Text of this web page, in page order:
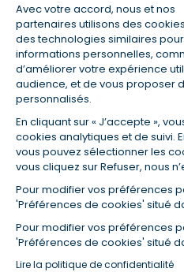
Avec votre accord, nous et nos
partenaires utilisons des
des technologies similaires
informations personnelles,
d’améliorer votre expérience
audience, et de vous proposer
personnalisés.
En cliquant sur « J’accepte »,
cookies analytiques et de suivi.
vous pouvez sélectionner les
vous cliquez sur Refuser, nous
Pour modifier vos préférences
'Préférences de cookies' situé
Pour modifier vos préférences
'Préférences de cookies' situé
Lire la politique de confidentialité
(1) Taux fixe national hors assurance
(2) Économie de 65 % pour
457,23 € à 0,90 % sur 19,5 ans,
100 % (décès, PTIA, IPP, ITT, IPP)
salariée non cadre assurée à 100 %
ans et non-fumeur, tous deux sans
14/07/2019, coût de l'assurance
en moyenne contre 64,60 €/mois en
Empruntis.com (TAEA : 0,44 %, coût
(3) Taux minimum pour un crédit
5 000 et 20 000 euros, selon profil et
de la durée de remboursement
crédit.
(5) Banques de réseau,
régionales, organismes de crédit
Mutuelles, compagnies et courtiers
votre demande.